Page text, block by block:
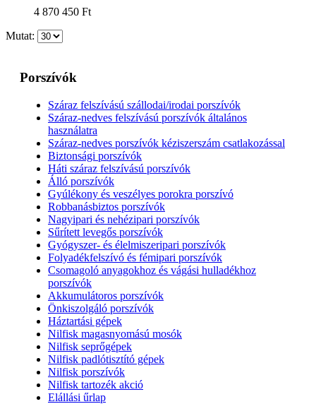
4 870 450 Ft
Mutat:
Porszívók
Száraz felszívású szállodai/irodai porszívók
Száraz-nedves felszívású porszívók általános
használatra
Száraz-nedves porszívók kéziszerszám csatlakozással
Biztonsági porszívók
Háti száraz felszívású porszívók
Álló porszívók
Gyúlékony és veszélyes porokra porszívó
Robbanásbiztos porszívók
Nagyipari és nehézipari porszívók
Sűrített levegős porszívók
Gyógyszer- és élelmiszeripari porszívók
Folyadékfelszívó és fémipari porszívók
Csomagoló anyagokhoz és vágási hulladékhoz
porszívók
Akkumulátoros porszívók
Önkiszolgáló porszívók
Háztartási gépek
Nilfisk magasnyomású mosók
Nilfisk seprőgépek
Nilfisk padlótisztító gépek
Nilfisk porszívók
Nilfisk tartozék akció
Elállási űrlap